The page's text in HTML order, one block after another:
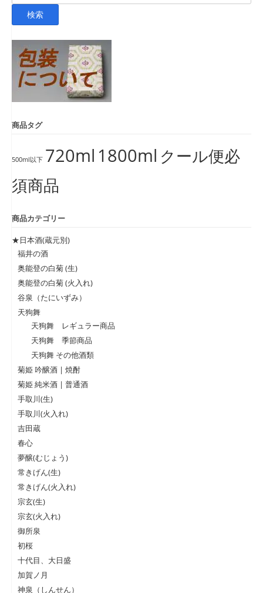
索
検索
商品タグ
500ml以下 720ml 1800ml クール便必
須商品
商品カテゴリー
★日本酒(蔵元別)
福井の酒
奥能登の白菊 (生)
奥能登の白菊 (火入れ)
谷泉（たにいずみ）
天狗舞
天狗舞 レギュラー商品
天狗舞 季節商品
天狗舞 その他酒類
菊姫 吟醸酒 | 焼酎
菊姫 純米酒 | 普通酒
手取川(生)
手取川(火入れ)
吉田蔵
春心
夢醸(むじょう)
常きげん(生)
常きげん(火入れ)
宗玄(生)
宗玄(火入れ)
御所泉
初桜
十代目、大日盛
加賀ノ月
神泉（しんせん）